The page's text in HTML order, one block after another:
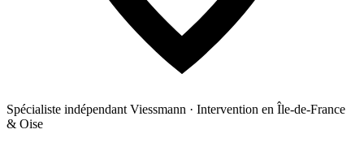
Spécialiste indépendant Viessmann · Intervention en Île-de-France
& Oise